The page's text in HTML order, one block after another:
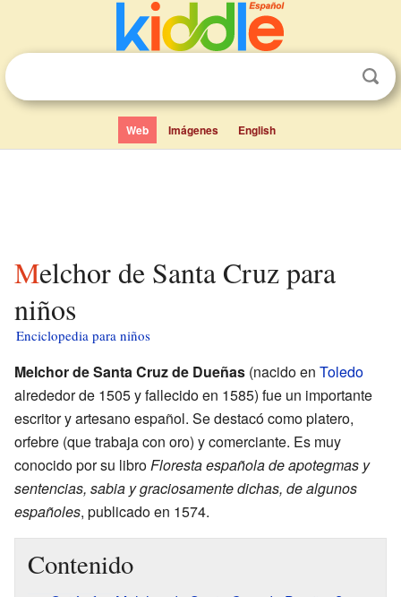
Web Imágenes English
Melchor de Santa Cruz para
niños
Enciclopedia para niños
Melchor de Santa Cruz de Dueñas (nacido en Toledo
alrededor de 1505 y fallecido en 1585) fue un importante
escritor y artesano español. Se destacó como platero,
orfebre (que trabaja con oro) y comerciante. Es muy
conocido por su libroFloresta española de apotegmas y
sentencias, sabia y graciosamente dichas, de algunos
españoles, publicado en 1574.
Contenido